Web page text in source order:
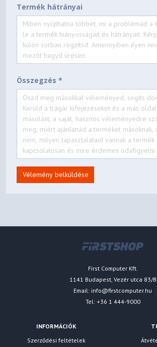
Termék hátrányai
Összegzés *
Vélemény belküldése
First Computer Kft.
1141 Budapest, Vezér utca 83/B
Email: info@firstcomputer.hu
Tel: +36 1 444-9000
INFORMÁCIÓK
Szerződési feltételek